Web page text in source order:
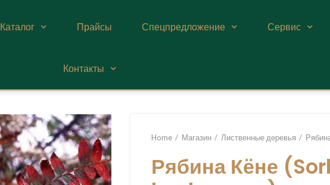
Каталог Прайсы Спецпредложение Сервис
Контакты
Home Магазин Лиственные деревья
Рябина Кёне